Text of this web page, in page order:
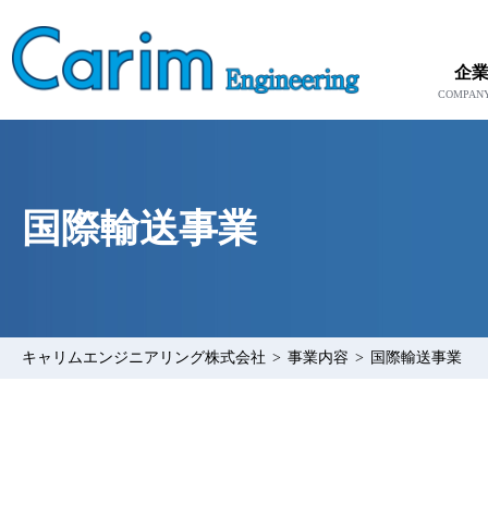
企
国際輸送事業
キャリムエンジニアリング株式会社 > 事業内容 > 国際輸送事業